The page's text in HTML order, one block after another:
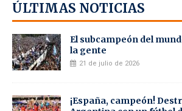
ÚLTIMAS NOTICIAS
El subcampeón del
la gente
21 de julio de 2026
¡España, campeón!